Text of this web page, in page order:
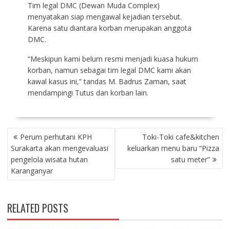
Tim legal DMC (Dewan Muda Complex)
menyatakan siap mengawal kejadian tersebut.
Karena satu diantara korban merupakan anggota
DMC.
“Meskipun kami belum resmi menjadi kuasa hukum
korban, namun sebagai tim legal DMC kami akan
kawal kasus ini,” tandas M. Badrus Zaman, saat
mendampingi Tutus dan korban lain.
P
O
S
T
N
V
I
G
Perum perhutani KPH
Surakarta akan mengevaluasi
pengelola wisata hutan
Karanganyar
Toki-Toki cafe&kitchen
keluarkan menu baru “Pizza
satu meter”
RELATED POSTS